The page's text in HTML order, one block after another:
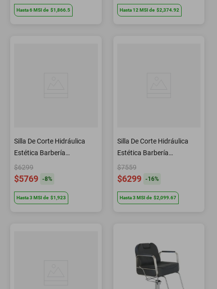
Hasta6 MSIde $1,866.5 Hasta12MSI de $2,374.92
Silla De Corte Hidráulica
Estética Barbería
Peluquería B195 Letmex
$6299
$5769 -8%
Hasta3 MSIde $1,923
Silla De Corte Hidráulica
Estética Barbería
Peluquería B125 Letmex
$7559
$6299 -16%
Hasta3 MSIde $2,099.67